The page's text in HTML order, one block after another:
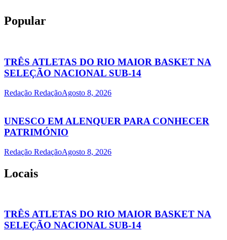
Popular
TRÊS ATLETAS DO RIO MAIOR BASKET NA
SELEÇÃO NACIONAL SUB-14
Redação RedaçãoAgosto 8, 2026
UNESCO EM ALENQUER PARA CONHECER
PATRIMÓNIO
Redação RedaçãoAgosto 8, 2026
Locais
TRÊS ATLETAS DO RIO MAIOR BASKET NA
SELEÇÃO NACIONAL SUB-14